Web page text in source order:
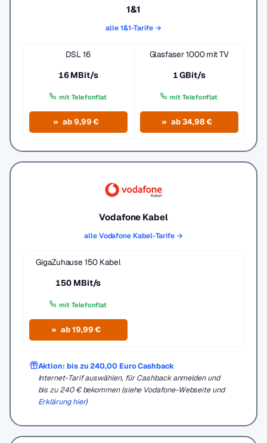
1&1
alle 1&1-Tarife →
DSL 16
16 MBit/s
mit Telefonflat
ab 9,99 €
Glasfaser 1000 mit TV
1 GBit/s
mit Telefonflat
ab 34,98 €
Vodafone Kabel
alle Vodafone Kabel-Tarife →
GigaZuhause 150 Kabel
150 MBit/s
mit Telefonflat
ab 19,99 €
Aktion: bis zu 240,00 Euro Cashback
Internet-Tarif auswählen, für Cashback anmelden und
bis zu 240 € bekommen (siehe Vodafone-Webseite und
Erklärung hier)